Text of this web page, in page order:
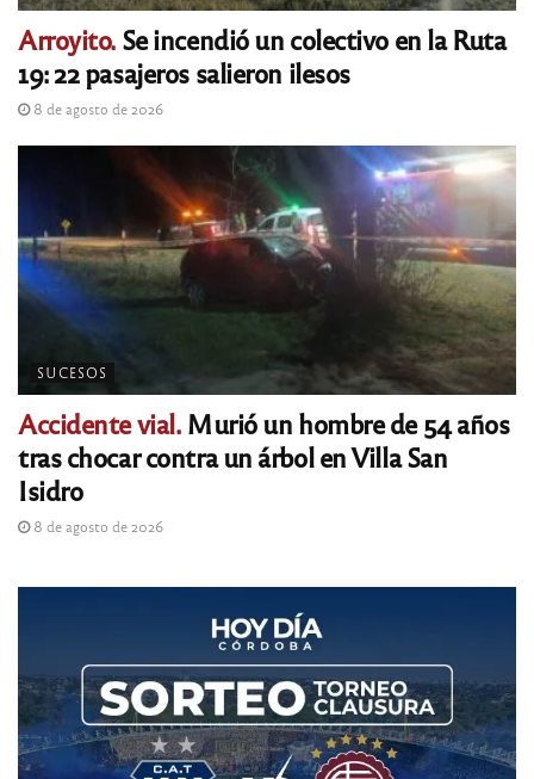
Arroyito. Se incendió un colectivo en la Ruta
19: 22 pasajeros salieron ilesos
8 de agosto de 2026
SUCESOS
Accidente vial.Murió un hombre de 54 años
tras chocar contra un árbol en Villa San
Isidro
8 de agosto de 2026